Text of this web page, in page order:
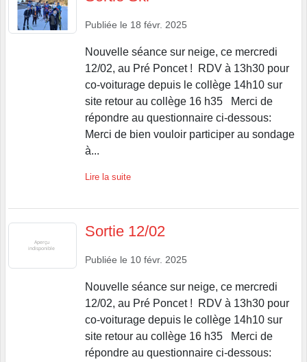
Publiée le 18 févr. 2025
Nouvelle séance sur neige, ce mercredi
12/02, au Pré Poncet ! RDV à 13h30 pour
co-voiturage depuis le collège 14h10 sur
site retour au collège 16 h35 Merci de
répondre au questionnaire ci-dessous:
Merci de bien vouloir participer au sondage
à...
Lire la suite
Sortie 12/02
Publiée le 10 févr. 2025
Nouvelle séance sur neige, ce mercredi
12/02, au Pré Poncet ! RDV à 13h30 pour
co-voiturage depuis le collège 14h10 sur
site retour au collège 16 h35 Merci de
répondre au questionnaire ci-dessous: